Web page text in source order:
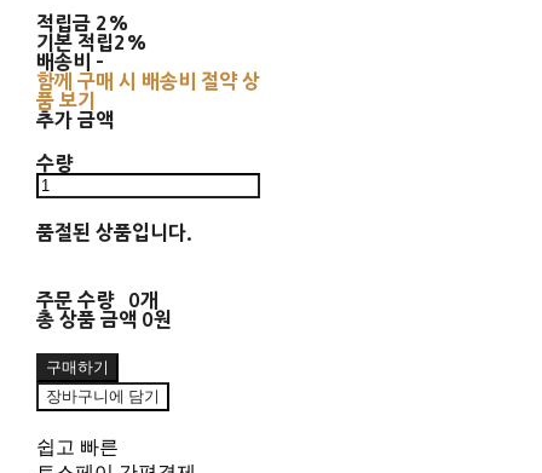
적립금 2%
기본 적립2%
배송비 -
함께 구매 시 배송비 절약 상
품 보기
추가 금액
수량
품절된 상품입니다.
주문 수량
0개
총 상품 금액 0원
구매하기
장바구니에 담기
쉽고 빠른